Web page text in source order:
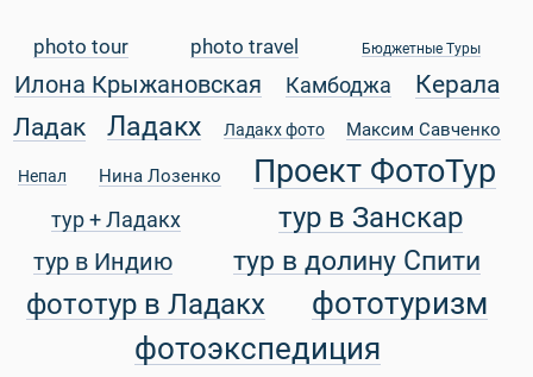
Туры
Статьи
photo tour photo travel Бюджетные Туры
Илона Крыжановская Камбоджа
Керала
Ладак
Ладакх Ладакх фото Максим Савченко
Непал Нина Лозенко Проект ФотоТур
тур + Ладакх тур в Занскар
тур в Индию тур в долину Спити
фототур в Ладакх
фототуризм
фотоэкспедиция